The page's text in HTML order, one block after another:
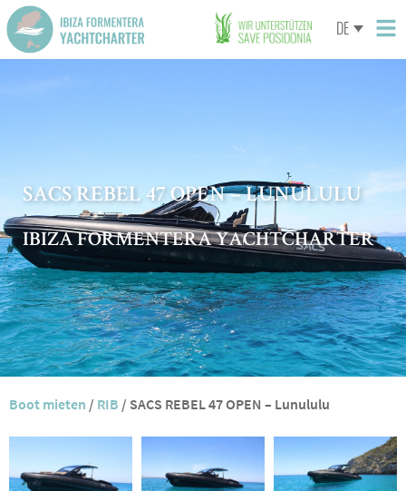
DE
SACS REBEL 47 OPEN – LUNULULU
IBIZA FORMENTERA YACHTCHARTER
Boot mieten / RIB / SACS REBEL 47 OPEN – Lunululu